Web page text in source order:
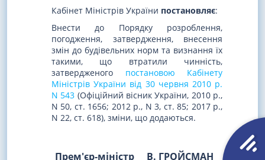
Кабінет Міністрів України постановляє:
Внести до Порядку розроблення,
погодження, затвердження, внесення
змін до будівельних норм та визнання їх
такими, що втратили чинність,
затвердженого постановою Кабінету
Міністрів України від 30 червня 2010 р.
N 543 (Офіційний вісник України, 2010 р.,
N 50, ст. 1656; 2012 р., N 3, ст. 85; 2017 р.,
N 22, ст. 618), зміни, що додаються.
Прем'єр-міністр В. ГРОЙСМАН